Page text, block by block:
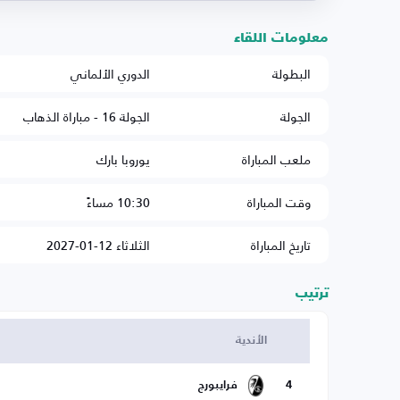
معلومات اللقاء
البطولة
الدوري الألماني
الجولة
الجولة 16 - مباراة الذهاب
ملعب المباراة
يوروبا بارك
وقت المباراة
10:30 مساءً
تاريخ المباراة
الثلاثاء 12-01-2027
ترتيب
الأندية
4 فرايبورج